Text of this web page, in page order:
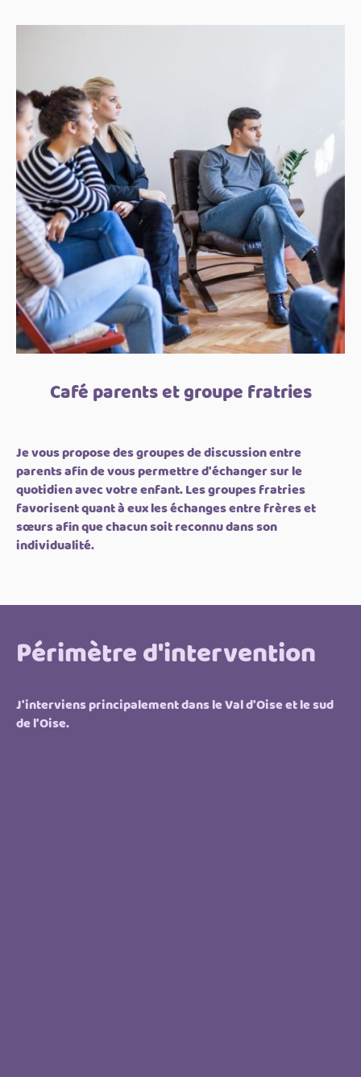
Café parents et groupe fratries
Je vous propose des groupes de discussion entre
parents afin de vous permettre d'échanger sur le
quotidien avec votre enfant. Les groupes fratries
favorisent quant à eux les échanges entre frères et
sœurs afin que chacun soit reconnu dans son
individualité.
Périmètre d'intervention
J'interviens principalement dans le Val d'Oise et le sud
de l'Oise.